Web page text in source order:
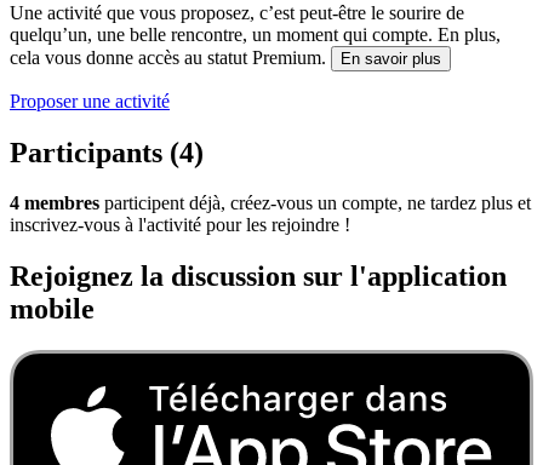
Une activité que vous proposez, c’est peut-être le sourire de
quelqu’un, une belle rencontre, un moment qui compte. En plus,
cela vous donne accès au statut Premium.
En savoir plus
Proposer une activité
Participants (4)
4 membres participent déjà, créez-vous un compte, ne tardez plus et
inscrivez-vous à l'activité pour les rejoindre !
Rejoignez la discussion sur l'application
mobile